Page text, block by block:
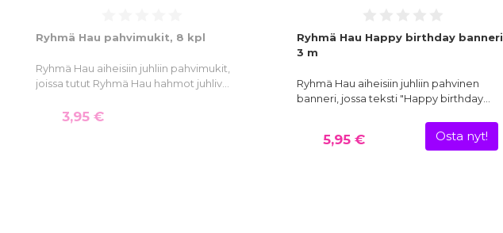
Ryhmä Hau pahvimukit, 8 kpl
Ryhmä Hau aiheisiin juhliin pahvimukit,
joissa tutut Ryhmä Hau hahmot juhliv…
3,95 €
Ryhmä Hau Happy birthday banneri
3 m
Ryhmä Hau aiheisiin juhliin pahvinen
banneri, jossa teksti "Happy birthday…
5,95 € Osta nyt!